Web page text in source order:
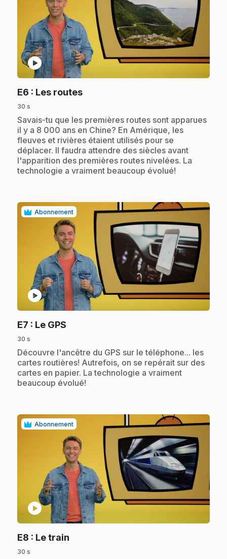
play_circle
E6 : Les routes.
30 s
.Savais-tu que les premières routes sont apparues
il y a 8 000 ans en Chine? En Amérique, les
fleuves et rivières étaient utilisés pour se
déplacer. Il faudra attendre des siècles avant
l'apparition des premières routes nivelées. La
technologie a vraiment beaucoup évolué!
Abonnement
play_circle
E7 : Le GPS
30 s
.Découvre l'ancêtre du GPS sur le téléphone... les
cartes routières! Autrefois, on se repérait sur des
cartes en papier. La technologie a vraiment
beaucoup évolué!
Abonnement
play_circle
E8 : Le train
30 s